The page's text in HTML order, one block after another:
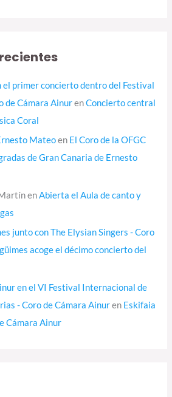
el primer concierto dentro del Festival
de Cámara AinurenConcierto central
Coral
Mateoen El Coro de la OFGC
de Gran Canaria de Ernesto
enAbierta el Aula de canto y
junto con The Elysian Singers - Coro
acoge el décimo concierto del
en el VI Festival Internacional de
- Coro de Cámara Ainuren Eskifaia
Cámara Ainur